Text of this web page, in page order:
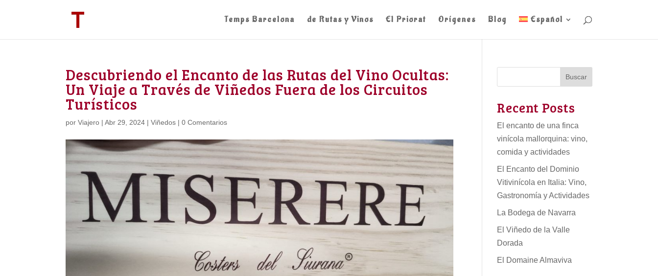
Temps Barcelona de Rutas y Vinos El Priorat Orígenes Blog Español
Descubriendo el Encanto de las Rutas del Vino Ocultas:
Un Viaje a Través de Viñedos Fuera de los Circuitos
Turísticos
porViajero |Abr 29, 2024 |Viñedos |0 Comentarios
Buscar
Recent Posts
El encanto de una finca
vinícola mallorquina: vino,
comida y actividades
El Encanto del Dominio
Vitivinícola en Italia: Vino,
Gastronomía y Actividades
La Bodega de Navarra
El Viñedo de la Valle
Dorada
El Domaine Almaviva